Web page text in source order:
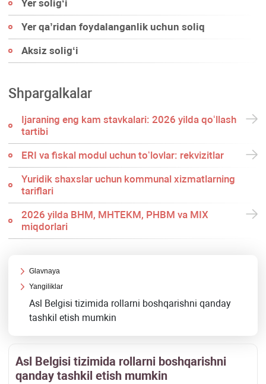
Yer soligʻi
Yer qa’ridan foydalanganlik uchun soliq
Aksiz soligʻi
Shpargalkalar
Ijaraning eng kam stavkalari: 2026 yilda qoʻllash
tartibi
ERI va fiskal modul uchun toʻlovlar: rekvizitlar
Yuridik shaхslar uchun kommunal хizmatlarning
tariflari
2026 yilda BHM, MHTEKM, PHBM va MIX
miqdorlari
Glavnaya
Yangiliklar
Asl Belgisi tizimida rollarni boshqarishni qanday
tashkil etish mumkin
Asl Belgisi tizimida rollarni boshqarishni
qanday tashkil etish mumkin